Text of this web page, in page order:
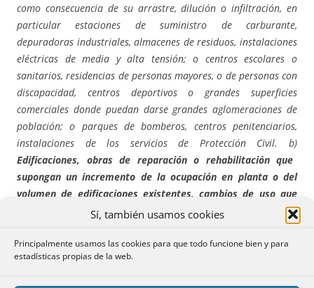
Sí, también usamos cookies
Principalmente usamos las cookies para que todo funcione bien y para
estadísticas propias de la web.
como consecuencia de su arrastre, dilución o infiltración, en
particular estaciones de suministro de carburante,
depuradoras industriales, almacenes de residuos, instalaciones
eléctricas de media y alta tensión; o centros escolares o
sanitarios, residencias de personas mayores, o de personas con
discapacidad, centros deportivos o grandes superficies
comerciales donde puedan darse grandes aglomeraciones de
población; o parques de bomberos, centros penitenciarios,
instalaciones de los servicios de Protección Civil. b)
Edificaciones, obras de reparación o rehabilitación que
supongan un incremento de la ocupación en planta o del
volumen de edificaciones existentes, cambios de uso que
incrementen la vulnerabilidad de la seguridad de las
personas o bienes frente a las avenidas, garajes
subterráneos, sótanos y cualquier edificación bajo rasante e
instalaciones permanentes de aparcamientos de vehículos